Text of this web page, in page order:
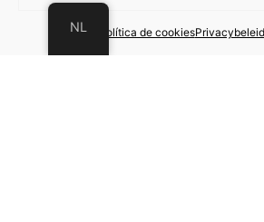
Política de cookiesPrivacybeleid
NL